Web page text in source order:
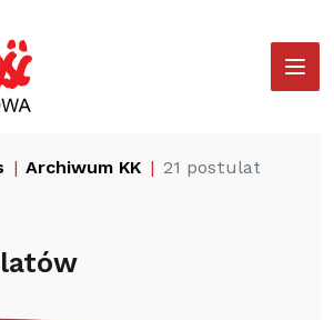
Archiwum KK 21 postulatów